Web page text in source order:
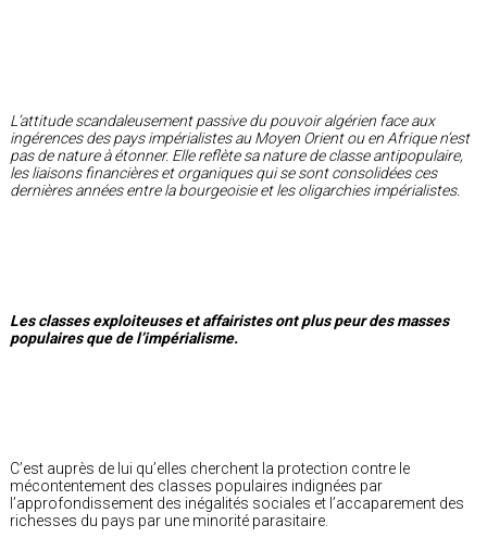
L’attitude scandaleusement passive du pouvoir algérien face aux
ingérences des pays impérialistes au Moyen Orient ou en Afrique n’est
pas de nature à étonner. Elle reflète sa nature de classe antipopulaire,
les liaisons financières et organiques qui se sont consolidées ces
dernières années entre la bourgeoisie et les oligarchies impérialistes.
Les classes exploiteuses et affairistes ont plus peur des masses
populaires que de l’impérialisme.
C’est auprès de lui qu’elles cherchent la protection contre le
mécontentement des classes populaires indignées par
l’approfondissement des inégalités sociales et l’accaparement des
richesses du pays par une minorité parasitaire.